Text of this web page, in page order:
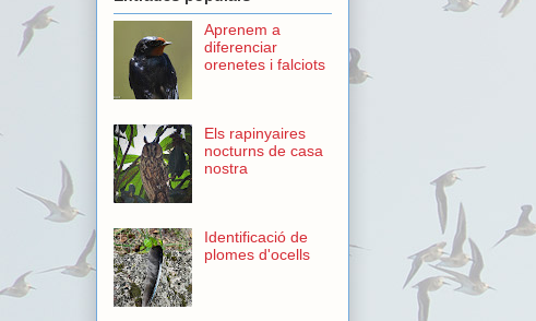
Aprenem a
diferenciar
orenetes i falciots
Els rapinyaires
nocturns de casa
nostra
Identificació de
plomes d'ocells